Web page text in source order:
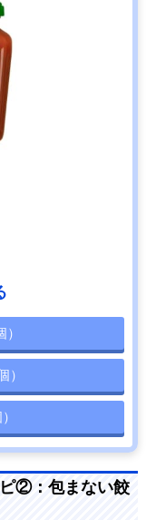
）
②：包まない餃